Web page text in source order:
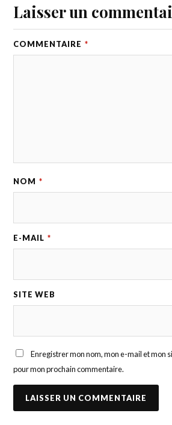
Laisser un
COMMENTAIRE *
NOM *
E-MAIL *
SITE WEB
Enregistrer mon nom, mon e-mail et mon
pour mon prochain commentaire.